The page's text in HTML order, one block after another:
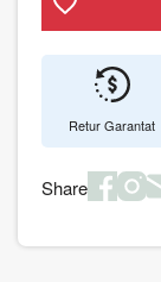
Retur Garantat
Share